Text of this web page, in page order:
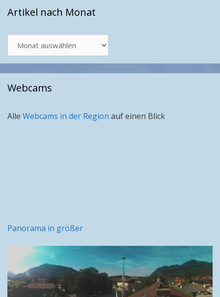
Artikel nach Monat
nach
Monat
Webcams
Alle Webcams in der Region auf einen Blick
Panorama in größer